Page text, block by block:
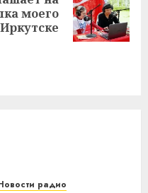
моего
радио